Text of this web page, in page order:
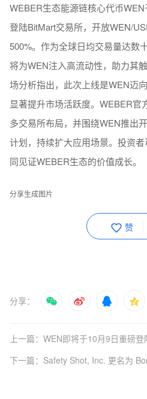
WEBER生态能源链核心代币
登陆BitMart交易所，开放WEN/
500%。作为全球日均交易量达数
将为WEN注入高流动性，助力其
场分析指出，此次上线是WEN迈
显著提升市场活跃度。WEBER官
多交易所布局，并围绕WEN推出
计划，持续扩大应用场景。投资
同见证WEBER生态的价值成长。
分享生成图片
赞
分享：